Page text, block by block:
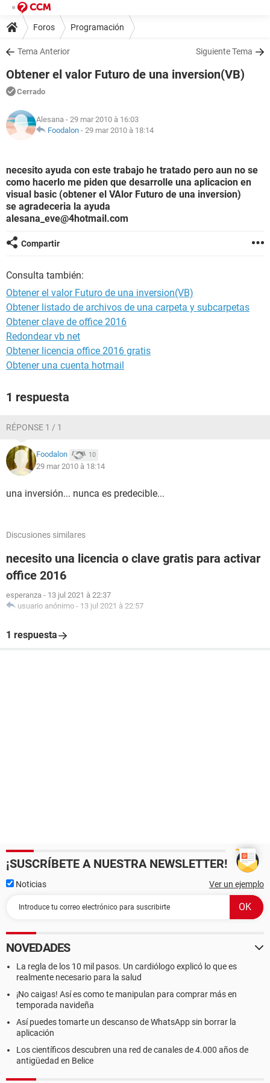
Foros Programación
Tema Anterior Siguiente Tema
Obtener el valor Futuro de una inversion(VB)
Cerrado
Alesana - 29 mar 2010 à 16:03
Foodalon - 29 mar 2010 à 18:14
necesito ayuda con este trabajo he tratado pero aun no se
como hacerlo me piden que desarrolle una aplicacion en
visual basic (obtener el VAlor Futuro de una inversion)
se agradeceria la ayuda
alesana_eve@4hotmail.com
Compartir
Consulta también:
Obtener el valor Futuro de una inversion(VB)
Obtener listado de archivos de una carpeta y subcarpetas
Obtener clave de office 2016
Redondear vb net
Obtener licencia office 2016 gratis
Obtener una cuenta hotmail
1 respuesta
RÉPONSE 1 / 1
Foodalon 10
29 mar 2010 à 18:14
una inversión... nunca es predecible...
Discusiones similares
necesito una licencia o clave gratis para activar
office 2016
esperanza - 13 jul 2021 à 22:37
usuario anónimo - 13 jul 2021 à 22:57
1 respuesta
¡SUSCRÍBETE A NUESTRA NEWSLETTER!
Noticias Ver un ejemplo
NOVEDADES
La regla de los 10 mil pasos. Un cardiólogo explicó lo que es
realmente necesario para la salud
¡No caigas! Así es como te manipulan para comprar más en
temporada navideña
Así puedes tomarte un descanso de WhatsApp sin borrar la
aplicación
Los científicos descubren una red de canales de 4.000 años de
antigüedad en Belice